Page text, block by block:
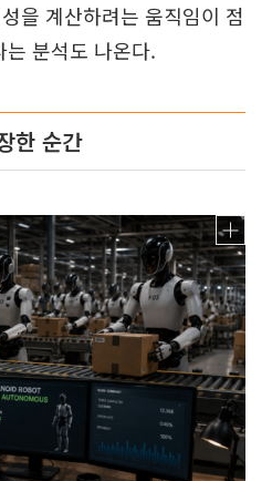
을 계산하려는 움직임이 점
분석도 나온다.
한 순간